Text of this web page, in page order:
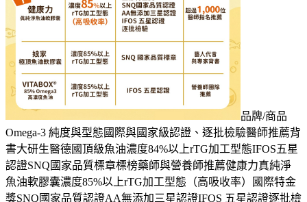
品牌/商品
Omega-3 純度與型態國際與國家級認證、逐批檢驗醫師推薦背
書大研生醫德國頂級魚油濃度84%以上rTG加工型態IFOS五星
認證SNQ國家品質標章標榜藥師與營養師推薦健康力真純淨
魚油軟膠囊濃度85%以上rTG加工型態（高吸收率）國際特金
獎SNQ國家品質認證AA無添加三星認證IFOS 五星認證逐批檢